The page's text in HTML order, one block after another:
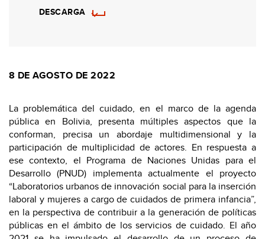
DESCARGA
8 DE AGOSTO DE 2022
La problemática del cuidado, en el marco de la agenda
pública en Bolivia, presenta múltiples aspectos que la
conforman, precisa un abordaje multidimensional y la
participación de multiplicidad de actores. En respuesta a
ese contexto, el Programa de Naciones Unidas para el
Desarrollo (PNUD) implementa actualmente el proyecto
“Laboratorios urbanos de innovación social para la inserción
laboral y mujeres a cargo de cuidados de primera infancia”,
en la perspectiva de contribuir a la generación de políticas
públicas en el ámbito de los servicios de cuidado. El año